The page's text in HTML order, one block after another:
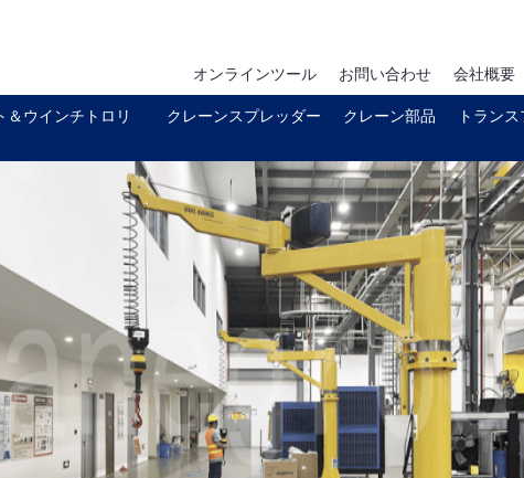
オンラインツール お問い合わせ 会社概要
＆ウインチトロリ クレーンスプレッダー クレーン部品 トラン